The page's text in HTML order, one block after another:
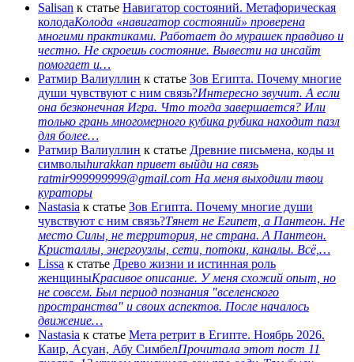
Salisan к статье Навигатор состояний. Метафорическая
колодаКолода «навигатор состояний» проверена
многими практиками. Работает до мурашек правдиво и
честно. Не скроешь состояние. Вывести на инсайт
помогает и…
Ратмир Валиуллин к статье Зов Египта. Почему многие
души чувствуют с ним связь?Интересно звучит. А если
она безконечная Игра. Что тогда завершается? Или
только грань многомерного кубика рубика находит пазл
для более…
Ратмир Валиуллин к статье Древние письмена, коды и
символыhurakkan привет выйди на связь
ratmir999999999@gmail.com На меня выходили твои
кураторы
Nastasia к статье Зов Египта. Почему многие души
чувствуют с ним связь?Тянет не Египет, а Пантеон. Не
место Силы, не территория, не страна. А Пантеон.
Кристаллы, энергоузлы, сети, потоки, каналы. Всё,…
Lissa к статье Древо жизни и истинная роль
женщиныКрасивое описание. У меня схожий опыт, но
не совсем. Был период познания "вселенского
пространства" и своих аспектов. После началось
движение…
Nastasia к статье Мета ретрит в Египте. Ноябрь 2026.
Каир, Асуан, Абу СимбелПрочитала этот пост 11